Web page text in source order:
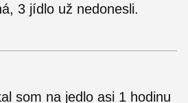
3 jídlo už nedonesli.
som na jedlo asi 1 hodinu